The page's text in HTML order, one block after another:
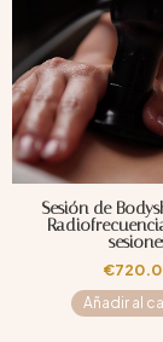
Sesión de
€
Añadir al